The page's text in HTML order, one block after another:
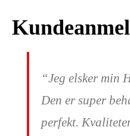
“Jeg elsker min
Den er super
perfekt.